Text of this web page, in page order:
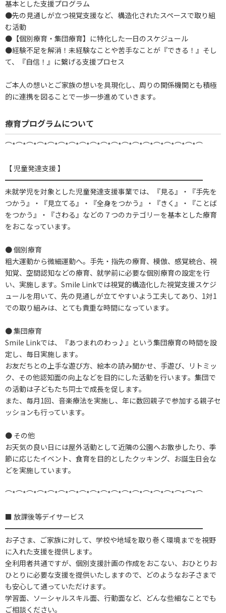
基本とした支援プログラム
●先の見通しが立つ視覚支援など、構造化されたスペースで取り組
む活動
●【個別療育・集団療育】に特化した一日のスケジュール
●経験不足を解消！未経験なことや苦手なことが『できる！』そし
て、『自信！』に繋げる支援プロセス
ご本人の想いとご家族の想いを具現化し、周りの関係機関とも積極
的に連携を図ることで一歩一歩進めていきます。
療育プログラムについて
⌒*⌒*⌒*⌒*⌒*⌒*⌒*⌒*⌒*⌒*⌒*⌒*⌒*⌒*⌒*⌒*⌒*⌒*⌒
【 児童発達支援 】
━━━━━━━━━━━━━━━━━━━━━━━━━━━━
未就学児を対象とした児童発達支援事業では、『見る』・『手先を
つかう』・『見立てる』・『全身をつかう』・『きく』・『ことば
をつかう』・『さわる』などの７つのカテゴリーを基本とした療育
をおこなっています。
● 個別療育
粗大運動から微細運動へ。手先・指先の療育、模倣、感覚統合、視
知覚、空間認知などの療育、就学前に必要な個別療育の設定を行
い、実施します。Smile Linkでは視覚的構造化した視覚支援スケジ
ュールを用いて、先の見通しが立てやすいよう工夫してあり、1対1
での取り組みは、とても貴重な時間になっています。
● 集団療育
Smile Linkでは、『あつまれのわっ♪』という集団療育の時間を設
定し、毎日実施します。
お友だちとの上手な遊び方、絵本の読み聞かせ、手遊び、リトミッ
ク、その他認知面の向上などを目的にした活動を行います。集団で
の活動は子どもたち同士で成長を促します。
また、毎月1回、音楽療法を実施し、年に数回親子で参加する親子セ
ッションも行っています。
● その他
お天気の良い日には屋外活動として近隣の公園へお散歩したり、季
節に応じたイベント、食育を目的としたクッキング、お誕生日会な
どを実施しています。
⌒*⌒*⌒*⌒*⌒*⌒*⌒*⌒*⌒*⌒*⌒*⌒*⌒*⌒*⌒*⌒*⌒*⌒*⌒
■ 放課後等デイサービス
━━━━━━━━━━━━━━━━━━━━━━━━━━━━
お子さま、ご家族に対して、学校や地域を取り巻く環境までを視野
に入れた支援を提供します。
全利用者共通ですが、個別支援計画の作成をおこない、おひとりお
ひとりに必要な支援を提供いたしますので、どのようなお子さまで
も安心して通っていただけます。
学習面、ソーシャルスキル面、行動面など、どんな些細なことでも
ご相談ください。